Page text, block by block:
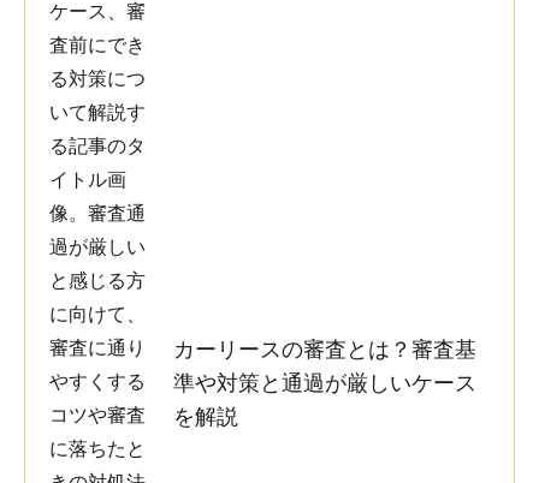
カーリースの審査とは？審査基
準や対策と通過が厳しいケース
を解説